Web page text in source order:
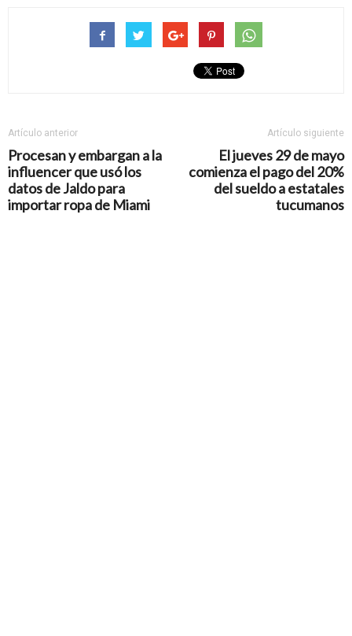
Artículo anterior
Procesan y embargan a la
influencer que usó los
datos de Jaldo para
importar ropa de Miami
Artículo siguiente
El jueves 29 de mayo
comienza el pago del 20%
del sueldo a estatales
tucumanos